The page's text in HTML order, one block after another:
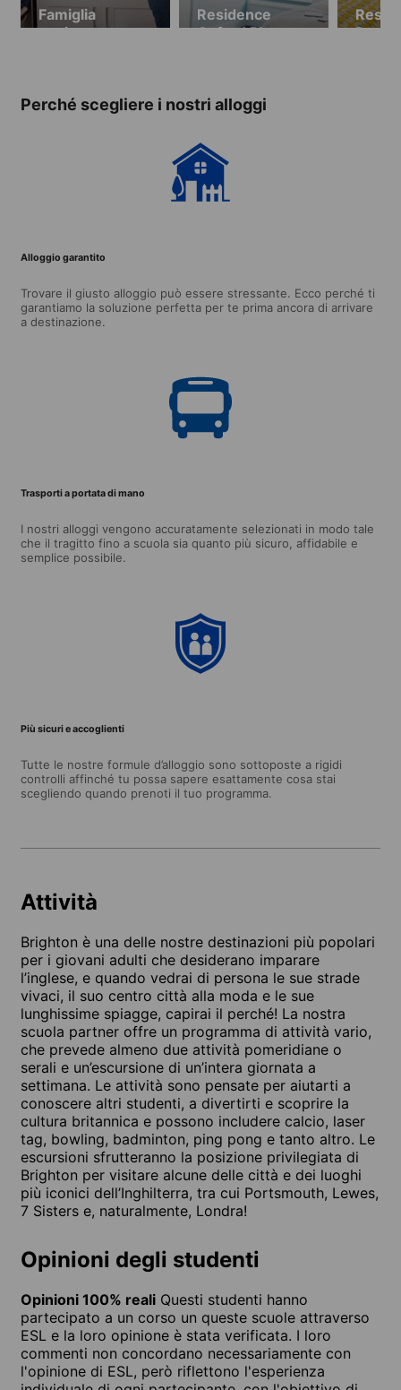
Famiglia
ospitante
Residence
Oxford Place
Perché scegliere i nostri alloggi
Alloggio garantito
Trovare il giusto alloggio può essere stressante. Ecco perché ti
garantiamo la soluzione perfetta per te prima ancora di arrivare
a destinazione.
Trasporti a portata di mano
I nostri alloggi vengono accuratamente selezionati in modo tale
che il tragitto fino a scuola sia quanto più sicuro, affidabile e
semplice possibile.
Più sicuri e accoglienti
Tutte le nostre formule d’alloggio sono sottoposte a rigidi
controlli affinché tu possa sapere esattamente cosa stai
scegliendo quando prenoti il tuo programma.
Attività
Brighton è una delle nostre destinazioni più popolari
per i giovani adulti che desiderano imparare
l’inglese, e quando vedrai di persona le sue strade
vivaci, il suo centro città alla moda e le sue
lunghissime spiagge, capirai il perché! La nostra
scuola partner offre un programma di attività vario,
che prevede almeno due attività pomeridiane o
serali e un’escursione di un’intera giornata a
settimana. Le attività sono pensate per aiutarti a
conoscere altri studenti, a divertirti e scoprire la
cultura britannica e possono includere calcio, laser
tag, bowling, badminton, ping pong e tanto altro. Le
escursioni sfrutteranno la posizione privilegiata di
Brighton per visitare alcune delle città e dei luoghi
più iconici dell’Inghilterra, tra cui Portsmouth, Lewes,
7 Sisters e, naturalmente, Londra!
Opinioni degli studenti
Opinioni 100% reali Questi studenti hanno
partecipato a un corso un queste scuole attraverso
ESL e la loro opinione è stata verificata. I loro
commenti non concordano necessariamente con
l'opinione di ESL, però riflettono l'esperienza